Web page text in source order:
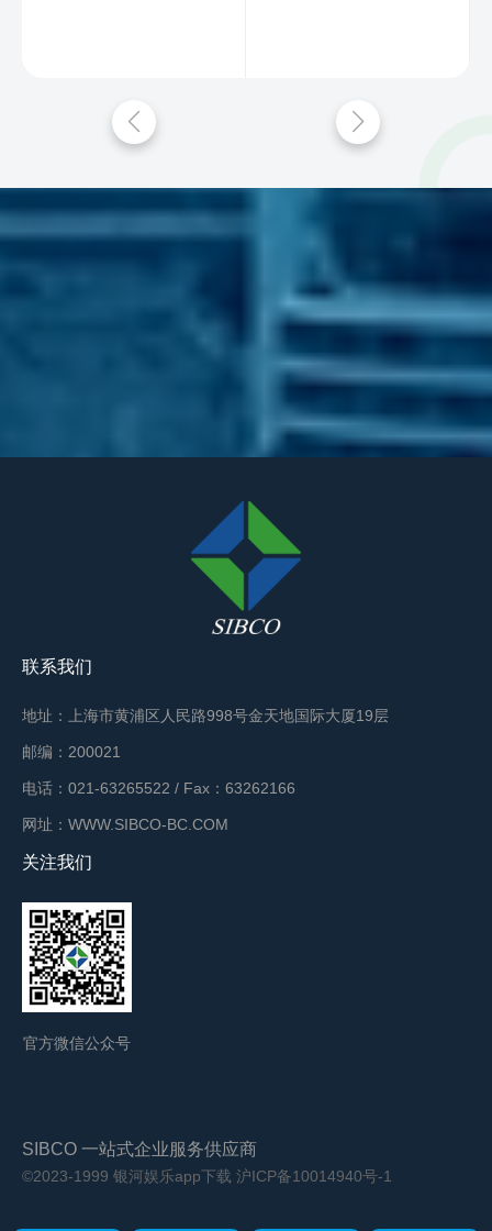
联系我们
地址：上海市黄浦区人民路998号金天地国际大厦19层
邮编：200021
电话：021-63265522 / Fax：63262166
网址：WWW.SIBCO-BC.COM
关注我们
官方微信公众号
SIBCO 一站式企业服务供应商
©2023-1999 银河娱乐app下载 沪ICP备10014940号-1